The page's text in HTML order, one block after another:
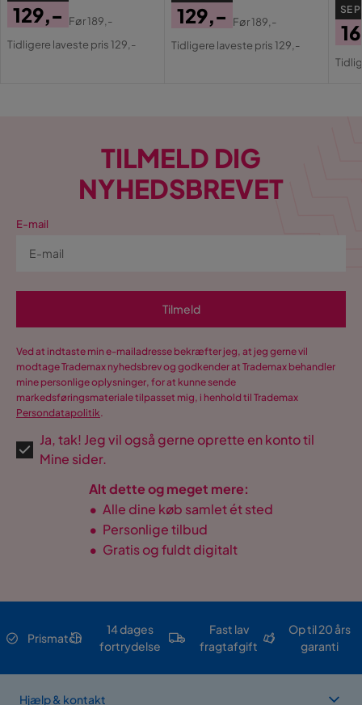
Pris
129,-
Original
Før189,-
Tidligere laveste pris 129,-
Pris
129,-
Original
Før189,-
Tidligere laveste pris 129,-
SE
TILMELD DIG
NYHEDSBREVET
E-mail
Tilmeld
Ved at indtaste min e-mailadresse bekræfter jeg, at jeg gerne vil
modtage Trademax nyhedsbrev og godkender at Trademax behandler
mine personlige oplysninger, for at kunne sende
markedsføringsmateriale tilpasset mig, i henhold til Trademax
Persondatapolitik.
Ja, tak! Jeg vil også gerne oprette en konto til
Mine sider.
Alt dette og meget mere:
• Alle dine køb samlet ét sted
• Personlige tilbud
• Gratis og fuldt digitalt
Prismatch
14 dages
fortrydelse
Fast lav
fragtafgift
Op til 20 års
garanti
Hjælp & kontakt